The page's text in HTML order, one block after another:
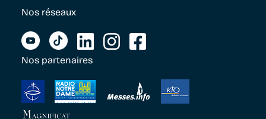
Nos réseaux
Nos partenaires